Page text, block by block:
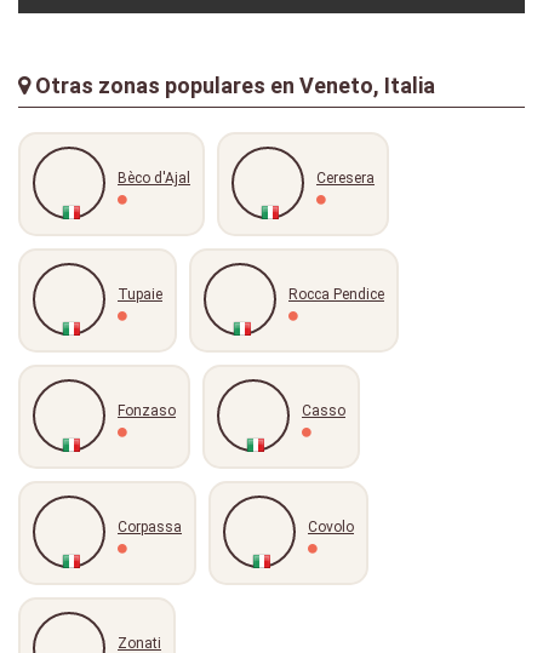
valus
Otras zonas populares en Veneto, Italia
Bèco d'Ajal Ceresera
Tupaie Rocca Pendice
Fonzaso Casso
Corpassa Covolo
Zonati